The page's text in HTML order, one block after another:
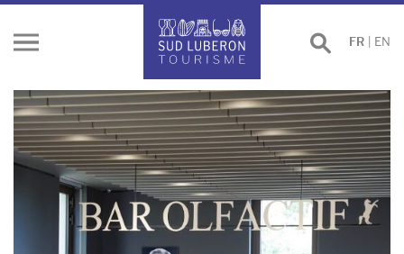
Ouvrir
Effectuer
une
FR EN